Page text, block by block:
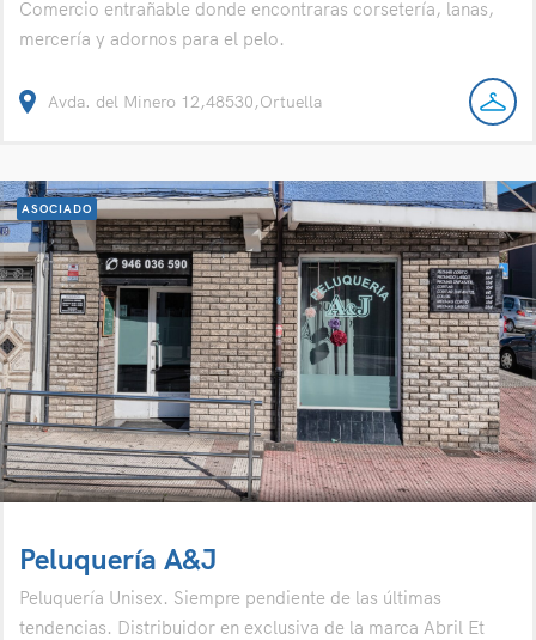
Comercio entrañable donde encontraras corsetería, lanas,
mercería y adornos para el pelo.
Avda. del Minero 12,48530,Ortuella
ASOCIADO
Peluquería A&J
Peluquería Unisex. Siempre pendiente de las últimas
tendencias. Distribuidor en exclusiva de la marca Abril Et